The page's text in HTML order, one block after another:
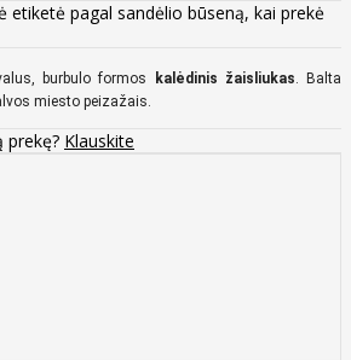
pagal sandėlio būseną, kai prekė
burbulo formos kalėdinis žaisliukas. Balta
miesto peizažais.
prekę? Klauskite